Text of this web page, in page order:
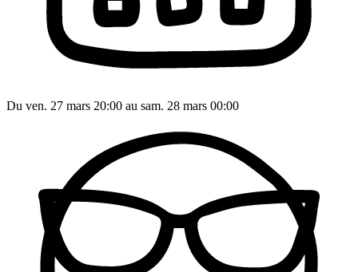
Du ven. 27 mars 20:00 au sam. 28 mars 00:00